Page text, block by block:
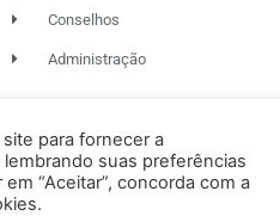
Conselhos
Administração
RESERVADOS.
para fornecer a
suas preferências
“Aceitar”, concorda com a